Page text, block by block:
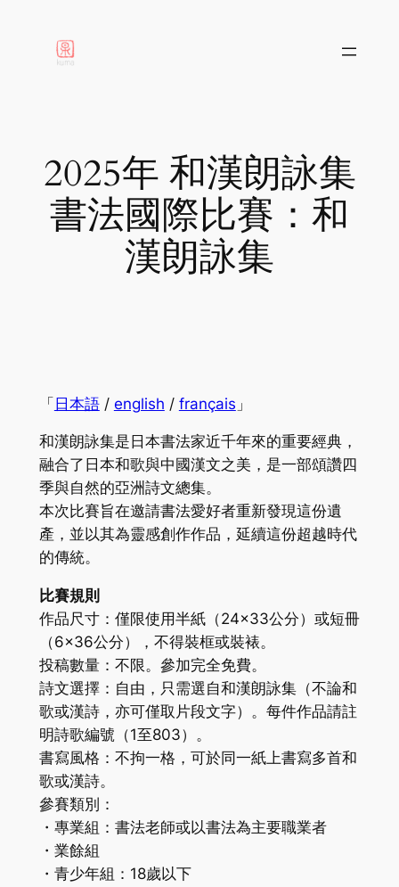
contenu
2025年 和漢朗詠集
書法國際比賽：和
漢朗詠集
「日本語/ english / français 」
和漢朗詠集是日本書法家近千年來的重要經典，
融合了日本和歌與中國漢文之美，是一部頌讚四
季與自然的亞洲詩文總集。
本次比賽旨在邀請書法愛好者重新發現這份遺
產，並以其為靈感創作作品，延續這份超越時代
的傳統。
比賽規則
作品尺寸：僅限使用半紙（24×33公分）或短冊
（6×36公分），不得裝框或裝裱。
投稿數量：不限。參加完全免費。
詩文選擇：自由，只需選自和漢朗詠集（不論和
歌或漢詩，亦可僅取片段文字）。每件作品請註
明詩歌編號（1至803）。
書寫風格：不拘一格，可於同一紙上書寫多首和
歌或漢詩。
參賽類別：
・專業組：書法老師或以書法為主要職業者
・業餘組
・青少年組：18歲以下